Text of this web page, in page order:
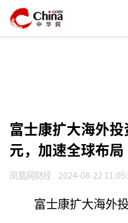
富士康扩大海外
元，加速全球布局
凤凰网财经 2024-08-22
富士康扩大海外